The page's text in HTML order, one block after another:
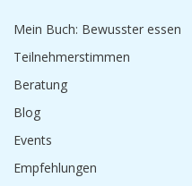
Mein Buch: Bewusster essen
Teilnehmerstimmen
Beratung
Blog
Events
Empfehlungen